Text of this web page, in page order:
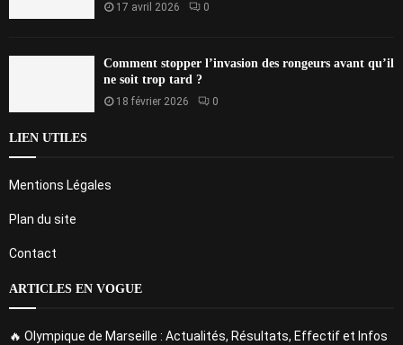
17 avril 2026 0
Comment stopper l’invasion des rongeurs avant qu’il
ne soit trop tard ?
18 février 2026 0
LIEN UTILES
Mentions Légales
Plan du site
Contact
ARTICLES EN VOGUE
🔥 Olympique de Marseille : Actualités, Résultats, Effectif et Infos